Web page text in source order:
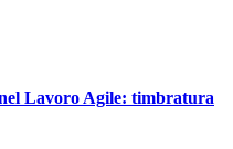
Lavoro Agile: timbratura